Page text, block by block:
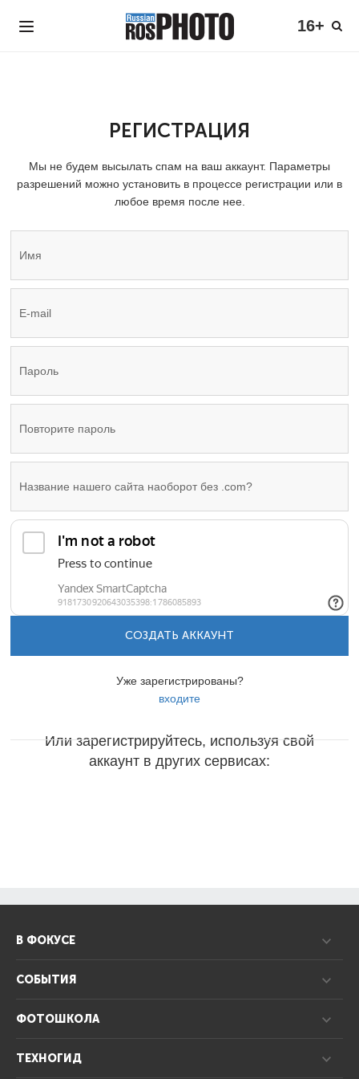
16+
РЕГИСТРАЦИЯ
Мы не будем высылать спам на ваш аккаунт. Параметры
разрешений можно установить в процессе регистрации или в
любое время после нее.
СОЗДАТЬ АККАУНТ
Уже зарегистрированы?
входите
Или зарегистрируйтесь, используя свой
аккаунт в других сервисах:
В ФОКУСЕ
СОБЫТИЯ
ФОТОШКОЛА
ТЕХНОГИД